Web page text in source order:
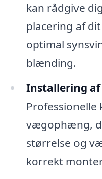
kan rådgive
placering af
optimal
blænding.
Installering
Professionelle
vægophæng,
størrelse og
korrekt